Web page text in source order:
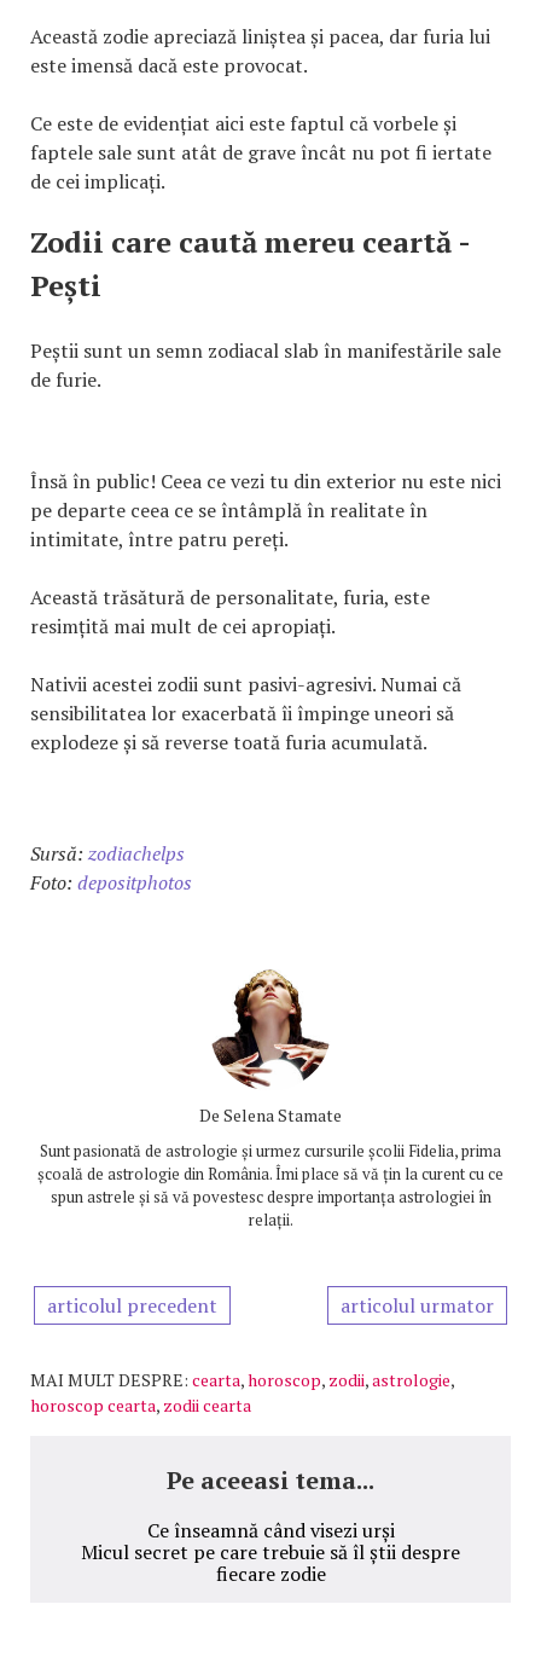
Această zodie apreciază liniștea și pacea, dar furia lui
este imensă dacă este provocat.
Ce este de evidențiat aici este faptul că vorbele și
faptele sale sunt atât de grave încât nu pot fi iertate
de cei implicați.
Zodii care caută mereu ceartă -
Pești
Peștii sunt un semn zodiacal slab în manifestările sale
de furie.
Însă în public! Ceea ce vezi tu din exterior nu este nici
pe departe ceea ce se întâmplă în realitate în
intimitate, între patru pereți.
Această trăsătură de personalitate, furia, este
resimțită mai mult de cei apropiați.
Nativii acestei zodii sunt pasivi-agresivi. Numai că
sensibilitatea lor exacerbată îi împinge uneori să
explodeze și să reverse toată furia acumulată.
Sursă: zodiachelps
Foto: depositphotos
De Selena Stamate
Sunt pasionată de astrologie și urmez cursurile școlii Fidelia, prima
școală de astrologie din România. Îmi place să vă țin la curent cu ce
spun astrele și să vă povestesc despre importanța astrologiei în
relații.
articolul precedent articolul urmator
MAI MULT DESPRE: cearta,horoscop, zodii,astrologie,
horoscop cearta, zodii cearta
Pe aceeasi tema...
Ce înseamnă când visezi urși
Micul secret pe care trebuie să îl știi despre
fiecare zodie